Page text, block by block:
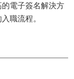
電子簽名解決方
職流程。